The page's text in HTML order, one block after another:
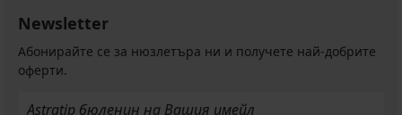
(60,63
лв.)
Първоначална цена
61,99
€
лв.)
Първоначална цена
49,99
€
(97,77
лв.)
Newsletter
Абонирайте се за нюзлетъра ни и получете най-добрите
оферти.